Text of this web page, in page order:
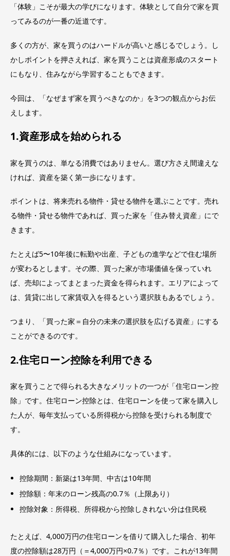
「体験」こそが最大の学びになります。体験として自分で家を買
ってみるのが一番の近道です。
多くの方が、家を買うのはハードルが高いと感じるでしょう。し
かしポイントを押さえれば、家を買うことは資産形成のスタート
にもなり、住みながら学習することもできます。
今回は、「なぜまず家を買うべきなのか」を3つの観点からお伝
えします。
1.資産形成を始められる
家を買うのは、単なる消費ではありません。選び方さえ間違えな
ければ、資産を築く第一歩になります。
ポイントは、将来売れる物件・貸せる物件を選ぶことです。売れ
る物件・貸せる物件であれば、買った家を「住み替え資産」にで
きます。
たとえば5〜10年後に転勤や出産、子どもの進学などで住む場所
が変わるとします。その際、買った家が市場価値を保っていれ
ば、売却によってまとまった資金を得られます。エリアによって
は、賃貸に出して家賃収入を得るという選択肢もあるでしょう。
つまり、「買った家＝自分の未来の選択肢を広げる資産」にする
ことができるのです。
2.住宅ローン控除を利用できる
家を買うことで得られる大きなメリットの一つが「住宅ローン控
除」です。住宅ローン控除とは、住宅ローンを使って家を購入し
た人が、毎年支払っている所得税から控除を受けられる制度で
す。
具体的には、以下のような仕組みになっています。
控除期間：新築は13年間、中古は10年間
控除額：年末のローン残高の0.7％（上限あり）
控除対象：所得税、所得税から控除しきれない分は住民税
たとえば、4,000万円の住宅ローンを借りて購入した場合、初年
度の控除額は28万円（＝4,000万円×0.7％）です。これが13年間